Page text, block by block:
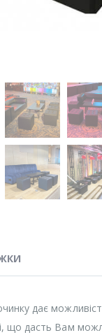
дає
що дасть Вам